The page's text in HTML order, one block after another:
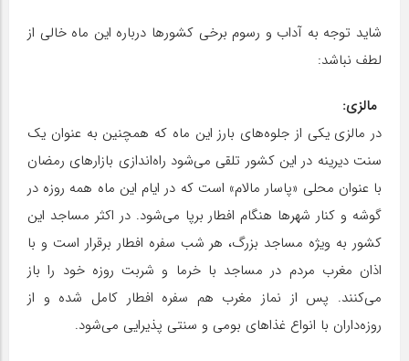
شاید توجه به آداب و رسوم برخی کشورها درباره این ماه خالی از
لطف نباشد:
مالزی:
در مالزی یکی از جلوه‌های بارز این ماه که همچنین به عنوان یک
سنت دیرینه در این کشور تلقی می‌شود راه‌اندازی بازارهای رمضان
با عنوان محلی «پاسار مالام» است که در ایام این ماه همه روزه در
گوشه و کنار شهرها هنگام افطار برپا می‌شود. در اکثر مساجد این
کشور به ویژه مساجد بزرگ، هر شب سفره افطار برقرار است و با
اذان مغرب مردم در مساجد با خرما و شربت روزه خود را باز
می‌کنند. پس از نماز مغرب هم سفره افطار کامل شده و از
روزه‌داران با انواع غذاهای بومی و سنتی پذیرایی می‌شود.